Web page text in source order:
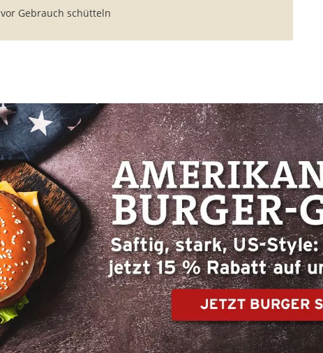
vor Gebrauch schütteln